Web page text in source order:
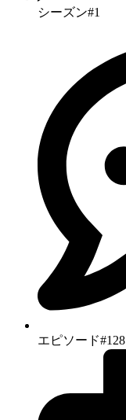
シーズン#1
エピソード#128